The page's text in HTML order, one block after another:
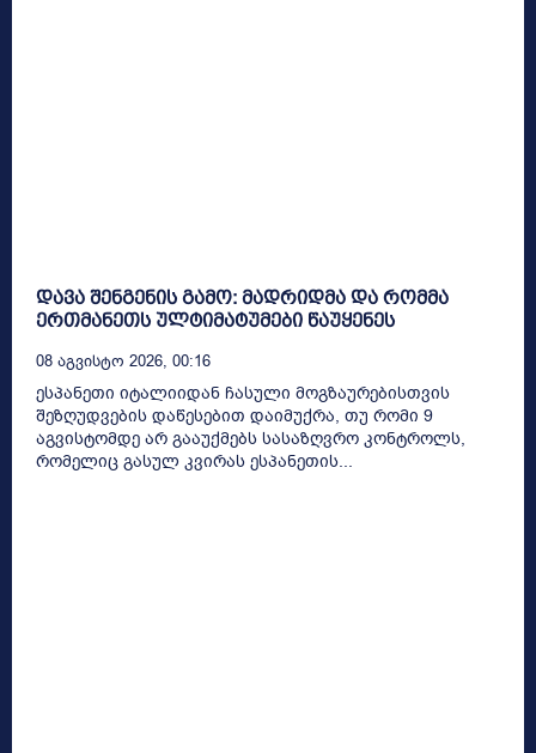
დავა შენგენის გამო: მადრიდმა და რომმა
ერთმანეთს ულტიმატუმები წაუყენეს
08 Აგვისტო 2026, 00:16
ესპანეთი იტალიიდან ჩასული მოგზაურებისთვის
შეზღუდვების დაწესებით დაიმუქრა, თუ რომი 9
აგვისტომდე არ გააუქმებს სასაზღვრო კონტროლს,
რომელიც გასულ კვირას ესპანეთის...